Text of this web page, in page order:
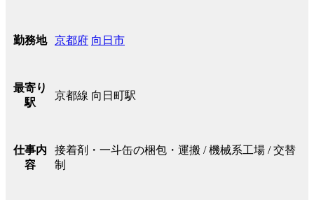
勤務地 京都府 向日市
最寄り
駅
京都線 向日町駅
仕事内
容
接着剤・一斗缶の梱包・運搬 / 機械系工場 / 交替
制